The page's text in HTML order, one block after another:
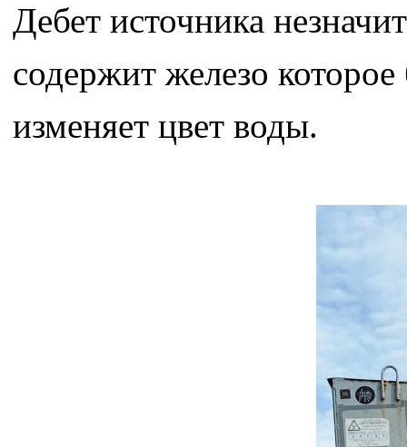
Дебет источника
содержит железо
изменяет цвет воды.